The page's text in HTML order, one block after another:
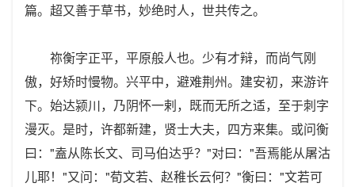
篇。超又善于草书，妙绝时人，世共传之。
祢衡字正平，平原般人也。少有才辩，而尚气刚
傲，好矫时慢物。兴平中，避难荆州。建安初，来游许
下。始达颍川，乃阴怀一剌，既而无所之适，至于刺字
漫灭。是时，许都新建，贤士大夫，四方来集。或问衡
曰："盍从陈长文、司马伯达乎？"对曰："吾焉能从屠沽
儿耶！"又问："荀文若、赵稚长云何？"衡曰："文若可